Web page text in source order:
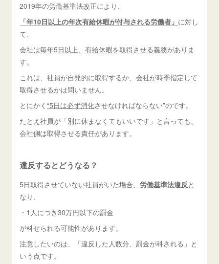
2019年の労働基準法改正により、
「年10日以上の年次有給休暇が付与される労働者」 に対し
て、
会社は毎年5日以上、有給休暇を取得させる義務がありま
す。
これは、社員が自発的に取得するか、会社が時季指定して
取得させるかは問いません。
とにかく“5日は必ず消化させなければならない”のです。
たとえ社員が「別に休まなくてもいいです」と言っても、
会社側は取得させる責任があります。
違反するとどうなる？
5日取得させていない社員がいた場合、労働基準法違反と
なり、
・1人につき30万円以下の罰金
が科せられる可能性があります。
注意したいのは、「違反した人数分、罰金が科される」と
いう点です。